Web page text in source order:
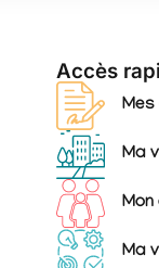
Accès
Ma
Mon
Ma